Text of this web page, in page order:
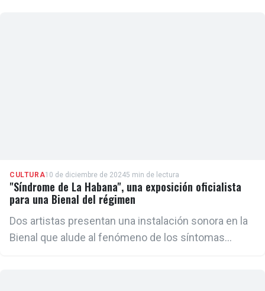
CULTURA10 de diciembre de 20245 min de lectura
"Síndrome de La Habana", una exposición oficialista
para una Bienal del régimen
Dos artistas presentan una instalación sonora en la
Bienal que alude al fenómeno de los síntomas